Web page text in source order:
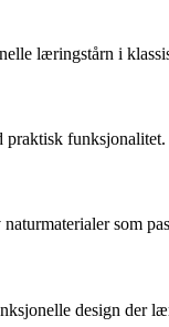
læringstårn i
som
design der